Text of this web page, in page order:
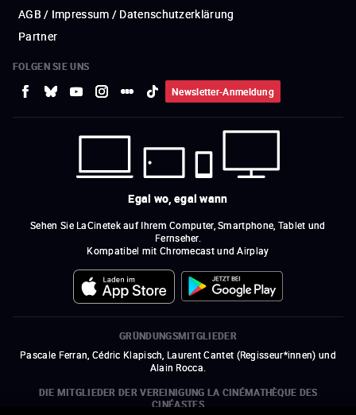
AGB / Impressum / Datenschutzerklärung
Partner
FOLGEN SIE UNS
Newsletter-Anmeldung
Egal wo, egal wann
Sehen Sie LaCinetek auf Ihrem Computer, Smartphone, Tablet und
Fernseher.
Kompatibel mit Chromecast und Airplay
GRÜNDUNGSMITGLIEDER
Pascale Ferran, Cédric Klapisch, Laurent Cantet (Regisseur*innen) und
Alain Rocca.
DIE MITGLIEDER DER VEREINIGUNG LA CINÉMATHÈQUE DES
CINÉASTES